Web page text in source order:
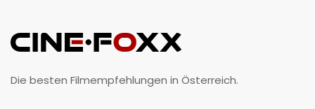
Die besten Filmempfehlungen in Österreich.